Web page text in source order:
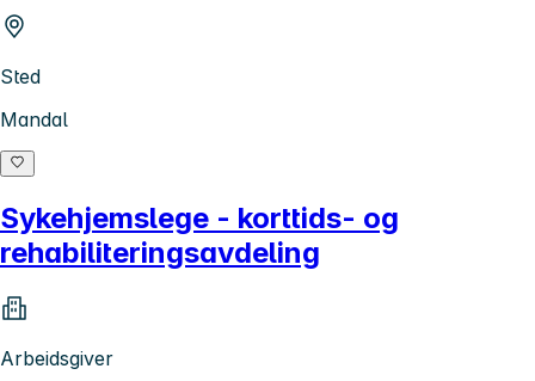
Sted
Mandal
Sykehjemslege - korttids- og
rehabiliteringsavdeling
Arbeidsgiver